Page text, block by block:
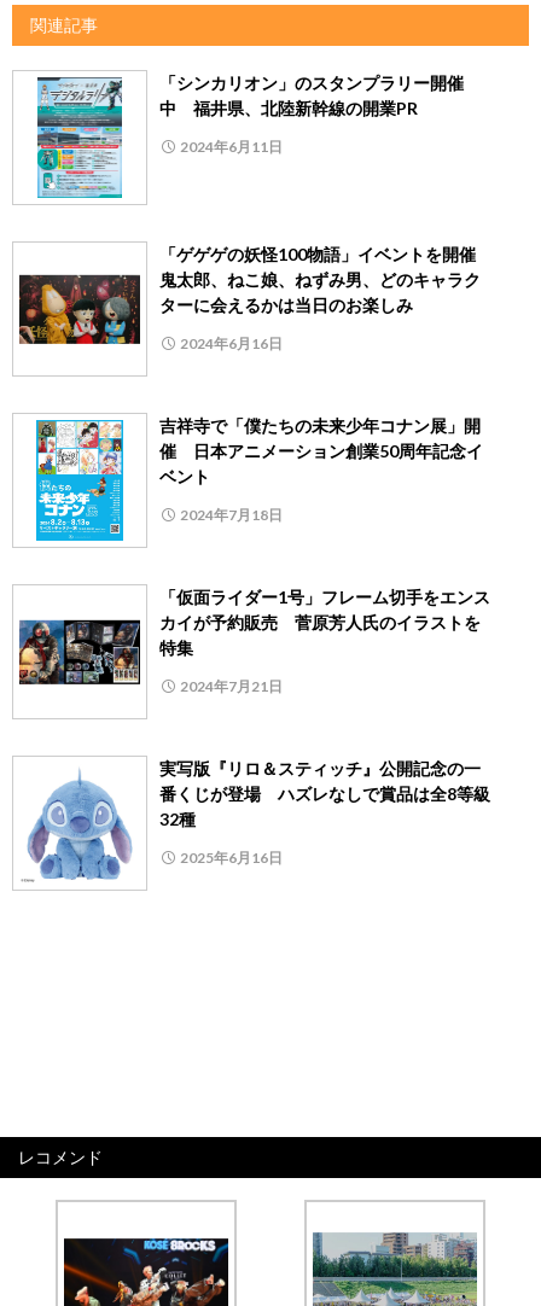
関連記事
「シンカリオン」のスタンプラリー開催
中 福井県、北陸新幹線の開業PR
2024年6月11日
「ゲゲゲの妖怪100物語」イベントを開催
鬼太郎、ねこ娘、ねずみ男、どのキャラク
ターに会えるかは当日のお楽しみ
2024年6月16日
吉祥寺で「僕たちの未来少年コナン展」開
催 日本アニメーション創業50周年記念イ
ベント
2024年7月18日
「仮面ライダー1号」フレーム切手をエンス
カイが予約販売 菅原芳人氏のイラストを
特集
2024年7月21日
実写版『リロ＆スティッチ』公開記念の一
番くじが登場 ハズレなしで賞品は全8等級
32種
2025年6月16日
レコメンド